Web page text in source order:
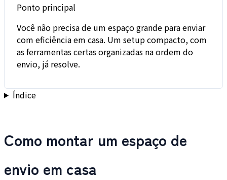
Ponto principal
Você não precisa de um espaço grande para enviar
com eficiência em casa. Um setup compacto, com
as ferramentas certas organizadas na ordem do
envio, já resolve.
Índice
Como montar um espaço de
envio em casa